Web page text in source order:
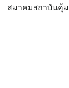
สมาคมสถาบันคุ้